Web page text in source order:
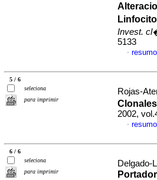
Invest.
5133
·
5 / 6
seleciona
para imprimir
Rojas-
2002,
·
6 / 6
seleciona
para imprimir